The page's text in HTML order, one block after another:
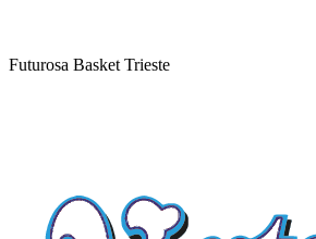
Futurosa Basket Trieste